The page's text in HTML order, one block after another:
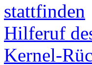
stattfinden
Hilferuf
Kernel-